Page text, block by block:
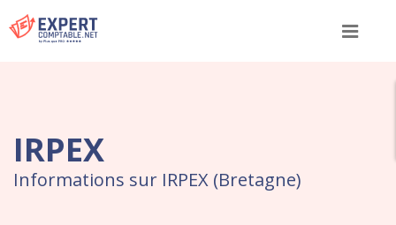
Menu
IRPEX
Informations sur IRPEX (Bretagne)